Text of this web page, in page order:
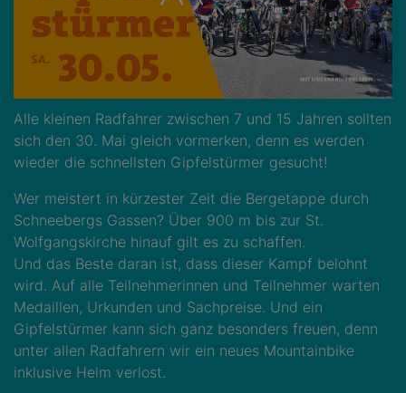
Alle kleinen Radfahrer zwischen 7 und 15 Jahren sollten
sich den 30. Mai gleich vormerken, denn es werden
wieder die schnellsten Gipfelstürmer gesucht!
Wer meistert in kürzester Zeit die Bergetappe durch
Schneebergs Gassen? Über 900 m bis zur St.
Wolfgangskirche hinauf gilt es zu schaffen.
Und das Beste daran ist, dass dieser Kampf belohnt
wird. Auf alle Teilnehmerinnen und Teilnehmer warten
Medaillen, Urkunden und Sachpreise. Und ein
Gipfelstürmer kann sich ganz besonders freuen, denn
unter allen Radfahrern wir ein neues Mountainbike
inklusive Helm verlost.